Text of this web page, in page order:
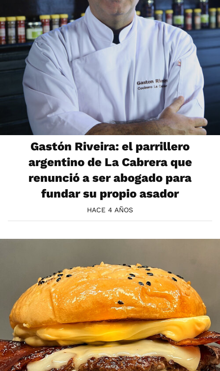
Gastón Riveira: el parrillero
argentino de La Cabrera que
renunció a ser abogado para
fundar su propio asador
HACE 4 AÑOS